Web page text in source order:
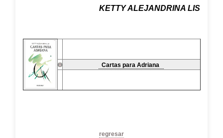
KETTY ALEJANDRINA LIS
Cartas para Adriana
regresar